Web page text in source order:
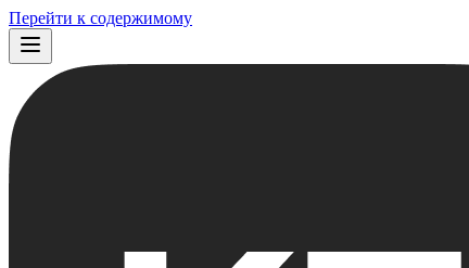
Перейти к содержимому